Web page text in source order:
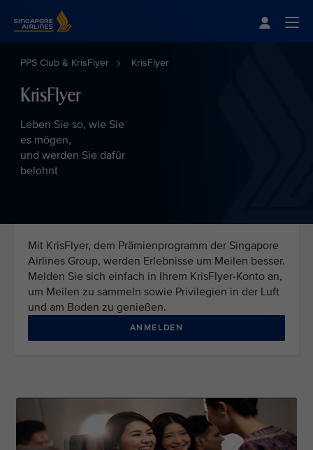
PPS Club & KrisFlyer KrisFlyer
KrisFlyer
Leben Sie so, wie Sie
es mögen,
und werden Sie dafür
belohnt
Mit KrisFlyer, dem Prämienprogramm der Singapore
Airlines Group, werden Erlebnisse um Meilen besser.
Melden Sie sich einfach in Ihrem KrisFlyer-Konto an,
um Meilen zu sammeln sowie Privilegien in der Luft
und am Boden zu genießen.
ANMELDEN